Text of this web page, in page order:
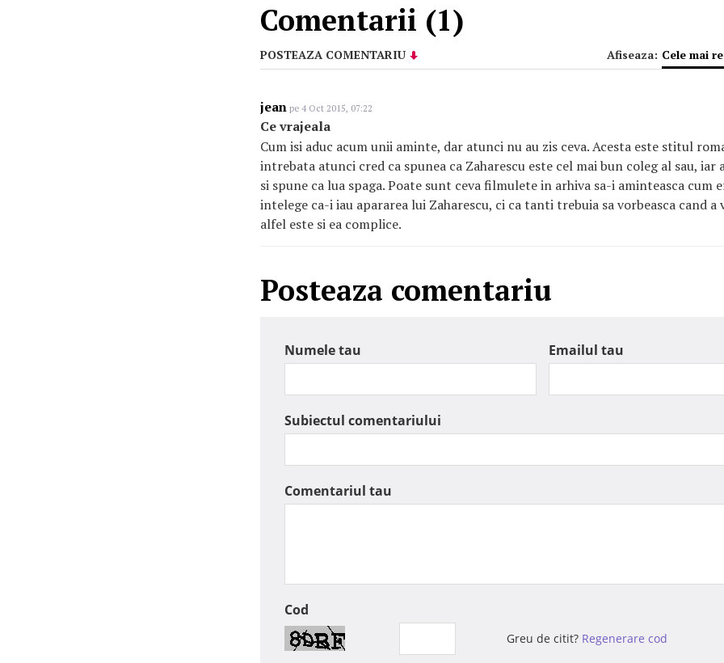
Comentarii (1)
POSTEAZA COMENTARIU Afiseaza: Cele mai
jean pe 4 Oct 2015, 07:22
Ce vrajeala
Cum isi aduc acum unii aminte, dar atunci nu au zis ceva. Acesta este stitul
intrebata atunci cred ca spunea ca Zaharescu este cel mai bun coleg al sau, iar
si spune ca lua spaga. Poate sunt ceva filmulete in arhiva sa-i aminteasca cum
intelege ca-i iau apararea lui Zaharescu, ci ca tanti trebuia sa vorbeasca cand a
alfel este si ea complice.
Posteaza comentariu
Numele tau Emailul tau
Subiectul comentariului
Comentariul tau
Cod
Greu de citit? Regenerare cod